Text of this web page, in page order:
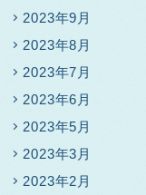
2023年9月
2023年8月
2023年7月
2023年6月
2023年5月
2023年3月
2023年2月